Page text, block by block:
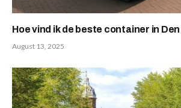
Hoe vind ik de beste container in
August 13, 2025